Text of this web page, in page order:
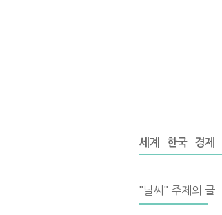
세계 한국 경제
"날씨" 주제의 글